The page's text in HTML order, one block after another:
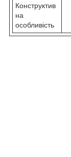
Конструктив
на
особливість